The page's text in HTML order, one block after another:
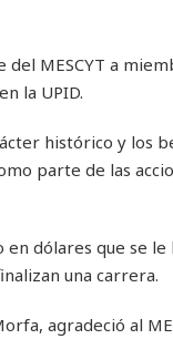
MESCYT a
la UPID.
histórico y los
parte de las
dólares que se
una carrera.
agradeció al